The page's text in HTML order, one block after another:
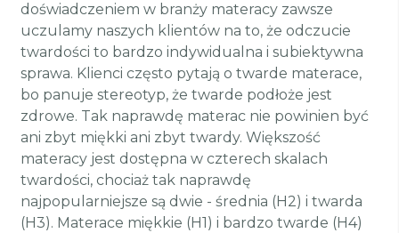
doświadczeniem w branży materacy zawsze
uczulamy naszych klientów na to, że odczucie
twardości to bardzo indywidualna i subiektywna
sprawa. Klienci często pytają o twarde materace,
bo panuje stereotyp, że twarde podłoże jest
zdrowe. Tak naprawdę materac nie powinien być
ani zbyt miękki ani zbyt twardy. Większość
materacy jest dostępna w czterech skalach
twardości, chociaż tak naprawdę
najpopularniejsze są dwie - średnia (H2) i twarda
(H3). Materace miękkie (H1) i bardzo twarde (H4)